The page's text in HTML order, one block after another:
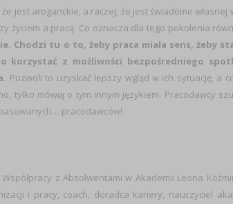
jest aroganckie, a raczej, że jest świadome własnej
życiem a pracą. Co oznacza dla tego pokolenia
tu o to, żeby praca miała sens, żeby
korzystać z możliwości bezpośredniego
Pozwoli to uzyskać lepszy wgląd w ich sytuację, a
tylko mówią o tym innym językiem. Pracodawcy
pracodawców!
z Absolwentami w Akademii Leona
i pracy, coach, doradca kariery, nauczyciel